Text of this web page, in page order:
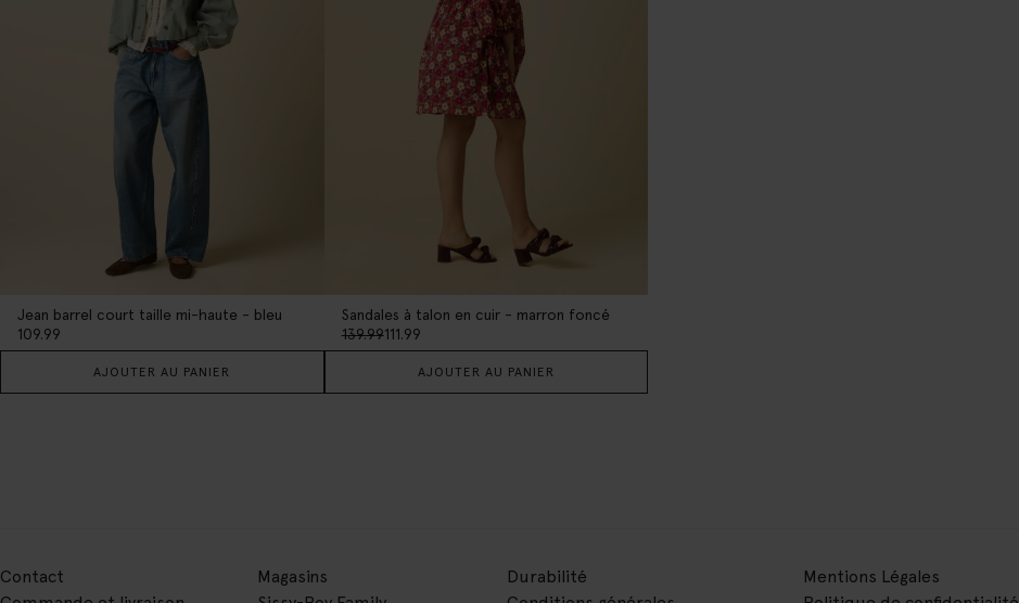
Jean barrel court taille mi-haute - bleu
109.99
AJOUTER AU PANIER
Sandales à talon en cuir - marron foncé
139.99111.99
AJOUTER AU PANIER
Contact
Magasins
Durabilité
Mentions Légales